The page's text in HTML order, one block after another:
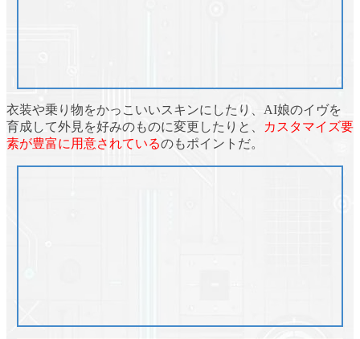
衣装や乗り物をかっこいいスキンにしたり、 AI娘のイヴを
育成して外見を好みのものに変更したりと、
カスタマイズ要
素が豊富に用意されているのもポイントだ。